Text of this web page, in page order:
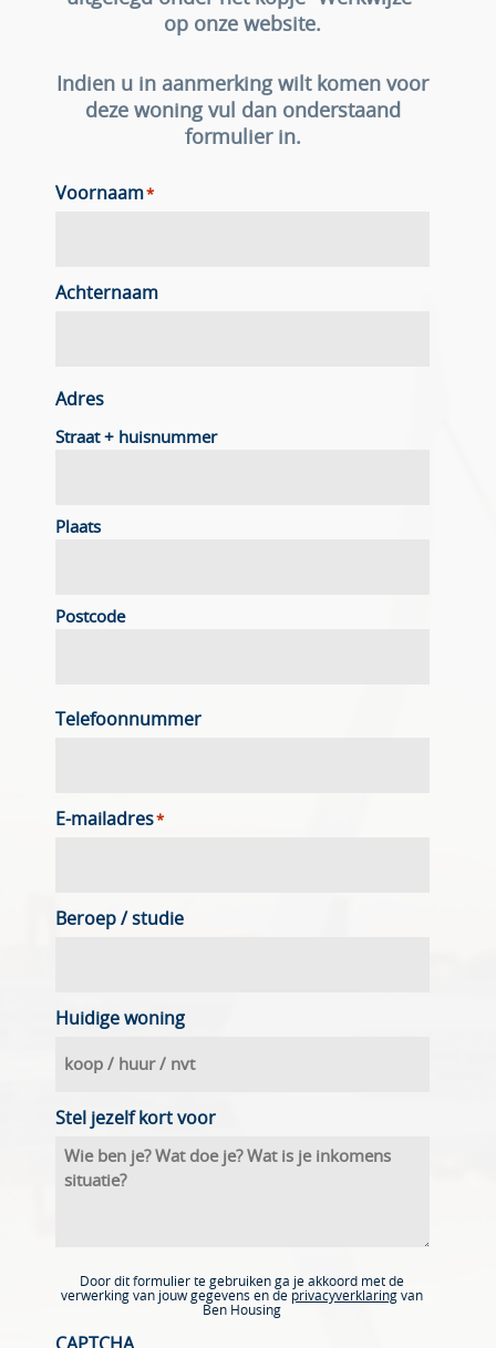
op onze website.
Indien u in aanmerking wilt komen voor
deze woning vul dan onderstaand
formulier in.
Voornaam*
Achternaam
Adres
Straat + huisnummer
Plaats
Postcode
Telefoonnummer
E-mailadres*
Beroep / studie
Huidige woning
Stel jezelf kort voor
Door dit formulier te gebruiken ga je akkoord met de
verwerking van jouw gegevens en de privacyverklaring van
Ben Housing